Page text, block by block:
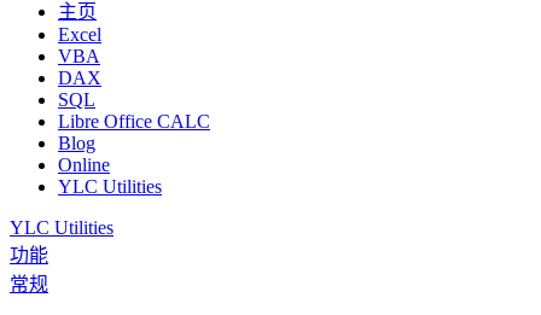
主页
Excel
VBA
DAX
SQL
Libre Office CALC
Blog
Online
YLC Utilities
YLC Utilities
功能
常规